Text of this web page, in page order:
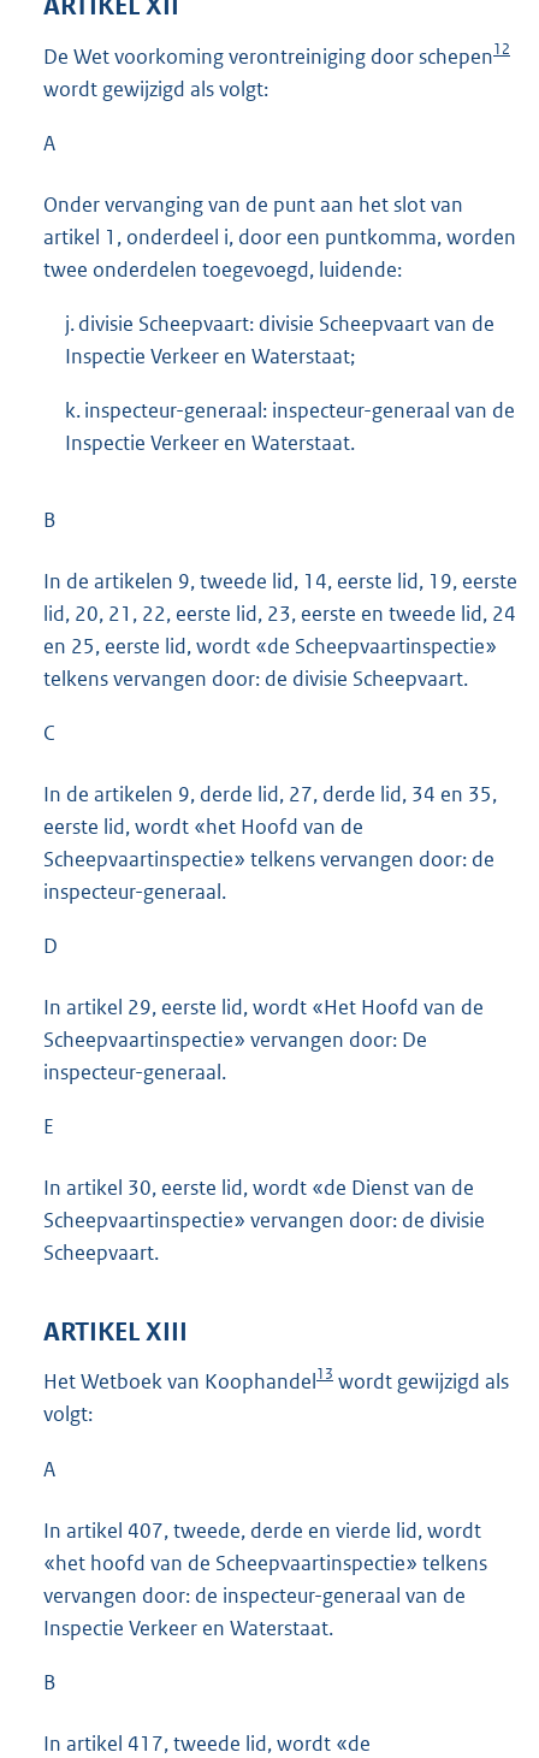
ARTIKEL XII
De Wet voorkoming verontreiniging door schepen12
wordt gewijzigd als volgt:
A
Onder vervanging van de punt aan het slot van
artikel 1, onderdeel i, door een puntkomma, worden
twee onderdelen toegevoegd, luidende:
j. divisie Scheepvaart: divisie Scheepvaart van de
Inspectie Verkeer en Waterstaat;
k. inspecteur-generaal: inspecteur-generaal van de
Inspectie Verkeer en Waterstaat.
B
In de artikelen 9, tweede lid, 14, eerste lid, 19, eerste
lid, 20, 21, 22, eerste lid, 23, eerste en tweede lid, 24
en 25, eerste lid, wordt «de Scheepvaartinspectie»
telkens vervangen door: de divisie Scheepvaart.
C
In de artikelen 9, derde lid, 27, derde lid, 34 en 35,
eerste lid, wordt «het Hoofd van de
Scheepvaartinspectie» telkens vervangen door: de
inspecteur-generaal.
D
In artikel 29, eerste lid, wordt «Het Hoofd van de
Scheepvaartinspectie» vervangen door: De
inspecteur-generaal.
E
In artikel 30, eerste lid, wordt «de Dienst van de
Scheepvaartinspectie» vervangen door: de divisie
Scheepvaart.
ARTIKEL XIII
Het Wetboek van Koophandel13 wordt gewijzigd als
volgt:
A
In artikel 407, tweede, derde en vierde lid, wordt
«het hoofd van de Scheepvaartinspectie» telkens
vervangen door: de inspecteur-generaal van de
Inspectie Verkeer en Waterstaat.
B
In artikel 417, tweede lid, wordt «de